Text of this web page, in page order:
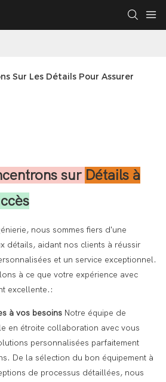
Sur Les Détails Pour Assurer
sur Détails à
nous sommes fiers d'une
détails, aidant nos clients à réussir
et un service exceptionnel.
à ce que votre expérience avec
excellente.:
à vos besoins Notre équipe de
en étroite collaboration avec vous
personnalisées parfaitement
De la sélection du bon équipement à
de processus détaillées, nous